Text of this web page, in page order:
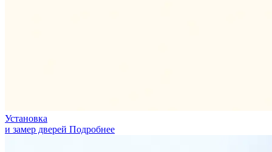
Установка
и замер дверей Подробнее